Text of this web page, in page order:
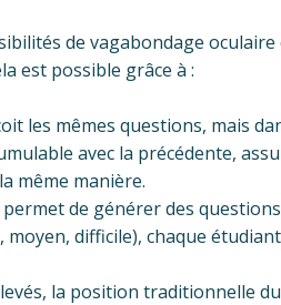
de vagabondage
est possible grâce à :
les mêmes questions, mais
avec la précédente,
même manière.
permet de générer des
difficile), chaque
la position traditionnelle